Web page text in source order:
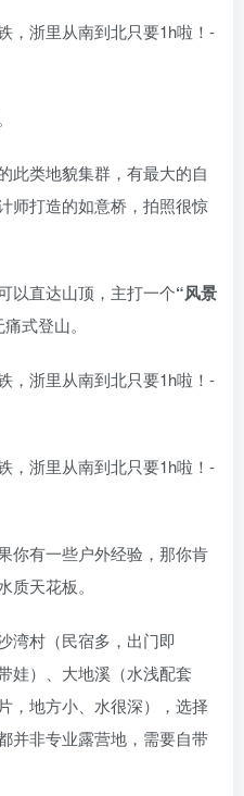
此类地貌集群，有最大的自
师打造的如意桥，拍照很惊
以直达山顶，主打一个“风景
式登山。
你有一些户外经验，那你肯
天花板。
湾村（民宿多，出门即
娃）、大地溪（水浅配套
，地方小、水很深），选择
并非专业露营地，需要自带